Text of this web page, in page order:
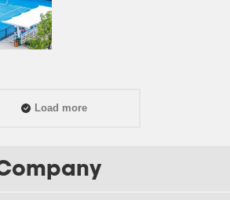
Load more